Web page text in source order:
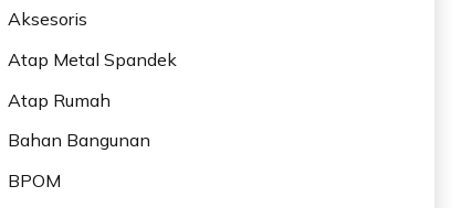
Aksesoris
Atap Metal Spandek
Atap Rumah
Bahan Bangunan
BPOM